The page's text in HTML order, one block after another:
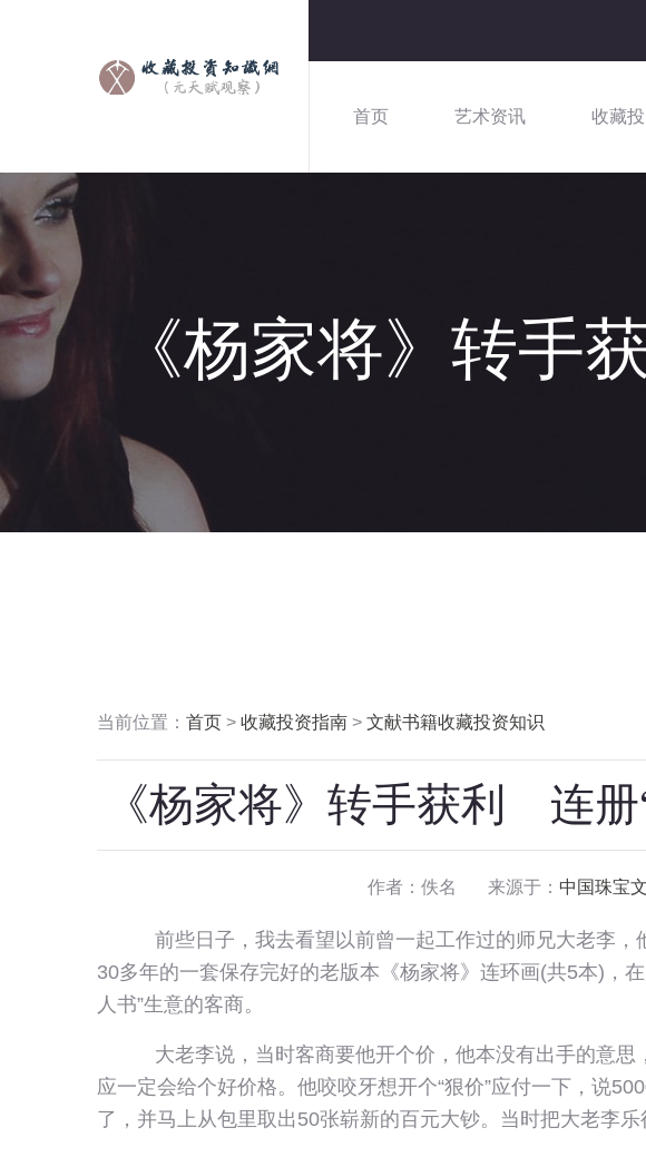
首页 艺术资讯 收藏
《杨家将》转手
当前位置： 首页 > 收藏投资指南 > 文献书籍收藏投资知识
《杨家将》转手获利 连册
作者：佚名 来源于： 中国珠宝
前些日子，我去看望以前曾一起工作过的师兄大老李，
30多年的一套保存完好的老版本《杨家将》连环画(共5本)，
人书”生意的客商。
大老李说，当时客商要他开个价，他本没有出手的意思
应一定会给个好价格。他咬咬牙想开个“狠价”应付一下，说
了，并马上从包里取出50张崭新的百元大钞。当时把大老李乐